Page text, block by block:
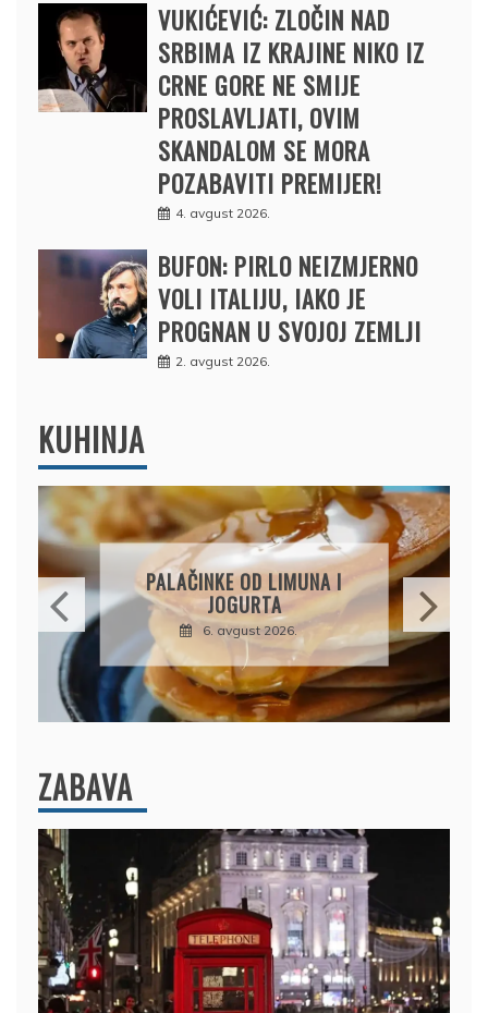
VUKIĆEVIĆ: ZLOČIN NAD
SRBIMA IZ KRAJINE NIKO IZ
CRNE GORE NE SMIJE
PROSLAVLJATI, OVIM
SKANDALOM SE MORA
POZABAVITI PREMIJER!
4. avgust 2026.
BUFON: PIRLO NEIZMJERNO
VOLI ITALIJU, IAKO JE
PROGNAN U SVOJOJ ZEMLJI
2. avgust 2026.
KUHINJA
BRZI KOLAČ BEZ PEČENJA:
PIŠKOTE, MALINE I
ČOKOLADA U SAVRŠENOJ
KOMBINACIJI
6. avgust 2026.
ZABAVA